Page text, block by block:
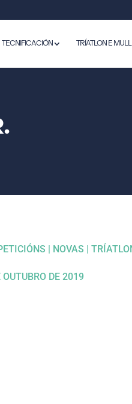
TECNIFICACIÓN TRÍATLON E
| NOVAS |
OUTUBRO DE 2019